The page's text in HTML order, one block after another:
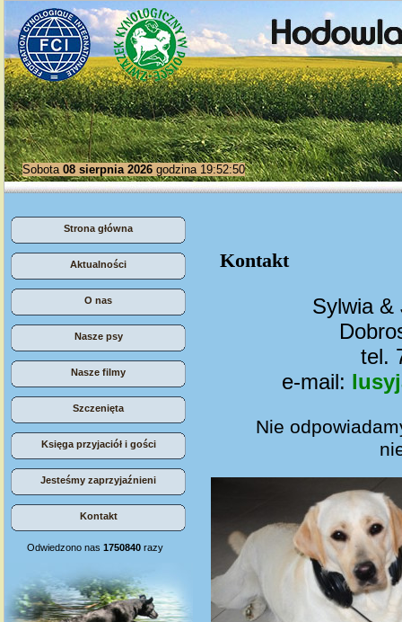
Sobota 08 sierpnia 2026 godzina 19:52:50
Strona główna
Aktualności
O nas
Nasze psy
Nasze filmy
Szczenięta
Księga przyjaciół i gości
Jesteśmy zaprzyjaźnieni
Kontakt
Odwiedzono nas 1750840 razy
Kontakt
Sylwia &
tel.
e-mail:
Nie